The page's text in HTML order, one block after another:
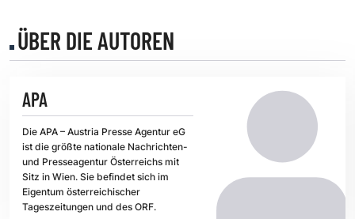
ÜBER DIE AUTOREN
APA
Die APA – Austria Presse Agentur eG
ist die größte nationale Nachrichten-
und Presseagentur Österreichs mit
Sitz in Wien. Sie befindet sich im
Eigentum österreichischer
Tageszeitungen und des ORF.